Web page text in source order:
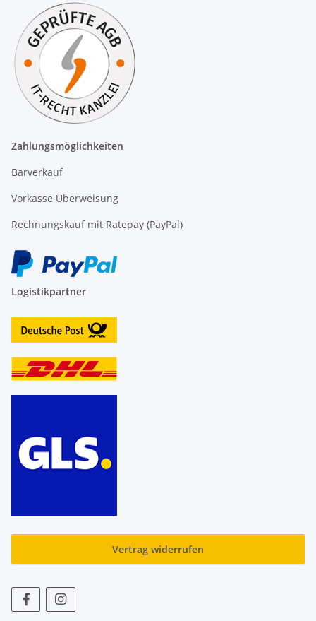
Zahlungsmöglichkeiten
Barverkauf
Vorkasse Überweisung
Rechnungskauf mit Ratepay (PayPal)
Logistikpartner
Vertrag widerrufen